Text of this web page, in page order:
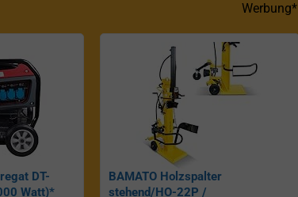
Werbung*
DT-
Watt)*
BAMATO Holzspalter
stehend/HO-22P /